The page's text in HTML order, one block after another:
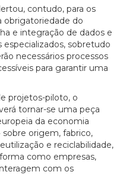
contudo, para os
obrigatoriedade do
e integração de dados e
especializados, sobretudo
necessários processos
para garantir uma
projetos-piloto, o
tornar-se uma peça
da economia
origem, fabrico,
e reciclabilidade,
como empresas,
com os